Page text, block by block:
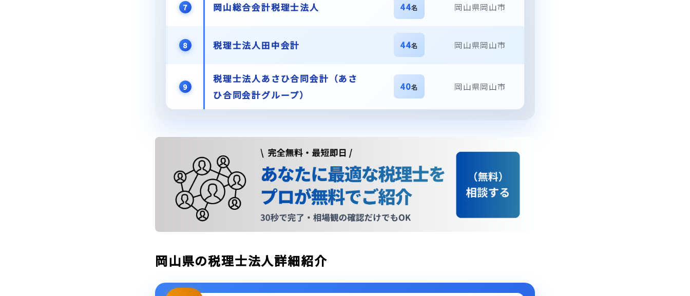
7 岡山総合会計税理士法人 44名 岡山県岡山市
8 税理士法人田中会計 44名 岡山県岡山市
9
税理士法人あさひ合同会計（あさ
ひ合同会計グループ）
40名 岡山県岡山市
岡山県の税理士法人詳細紹介